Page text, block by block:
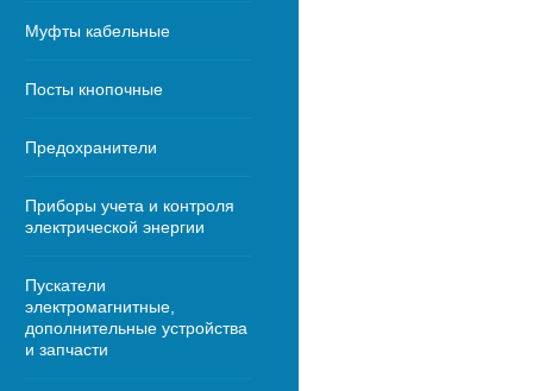
Муфты кабельные
Посты кнопочные
Предохранители
Приборы учета и контроля
электрической энергии
Пускатели
электромагнитные,
дополнительные устройства
и запчасти